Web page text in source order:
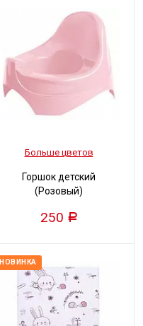
Больше цветов
Горшок детский
(Розовый)
250 Р
НОВИНКА